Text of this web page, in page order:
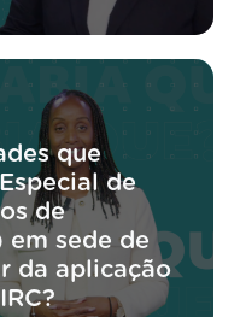
que
de
de
em sede de
da aplicação